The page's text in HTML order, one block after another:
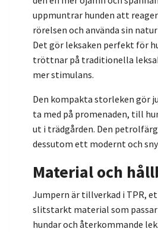
uppmuntrar hunden att
rörelsen och använda sin
Det gör leksaken perfekt för
tröttnar på traditionella
mer stimulans.
Den kompakta storleken gör
ta med på promenaden, till
ut i trädgården. Den
dessutom ett modernt och
Material och
Jumpern är tillverkad i TPR,
slitstarkt material som
hundar och återkommande